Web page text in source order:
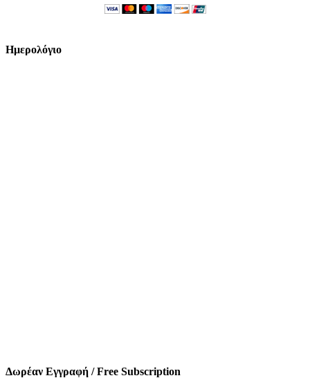
Ημερολόγιο
Δωρέαν Εγγραφή / Free Subscription